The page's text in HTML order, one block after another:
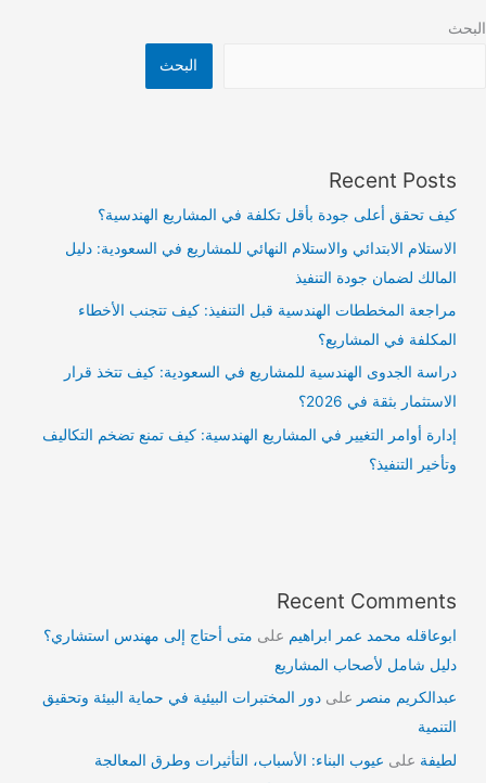
البحث
البحث
Recent Posts
كيف تحقق أعلى جودة بأقل تكلفة في المشاريع الهندسية؟
الاستلام الابتدائي والاستلام النهائي للمشاريع في السعودية: دليل
المالك لضمان جودة التنفيذ
مراجعة المخططات الهندسية قبل التنفيذ: كيف تتجنب الأخطاء
المكلفة في المشاريع؟
دراسة الجدوى الهندسية للمشاريع في السعودية: كيف تتخذ قرار
الاستثمار بثقة في 2026؟
إدارة أوامر التغيير في المشاريع الهندسية: كيف تمنع تضخم التكاليف
وتأخير التنفيذ؟
Recent Comments
ابوعاقله محمد عمر ابراهيم على متى أحتاج إلى مهندس استشاري؟
دليل شامل لأصحاب المشاريع
عبدالكريم منصر علىدور المختبرات البيئية في حماية البيئة وتحقيق
التنمية
لطيفة على عيوب البناء: الأسباب، التأثيرات وطرق المعالجة